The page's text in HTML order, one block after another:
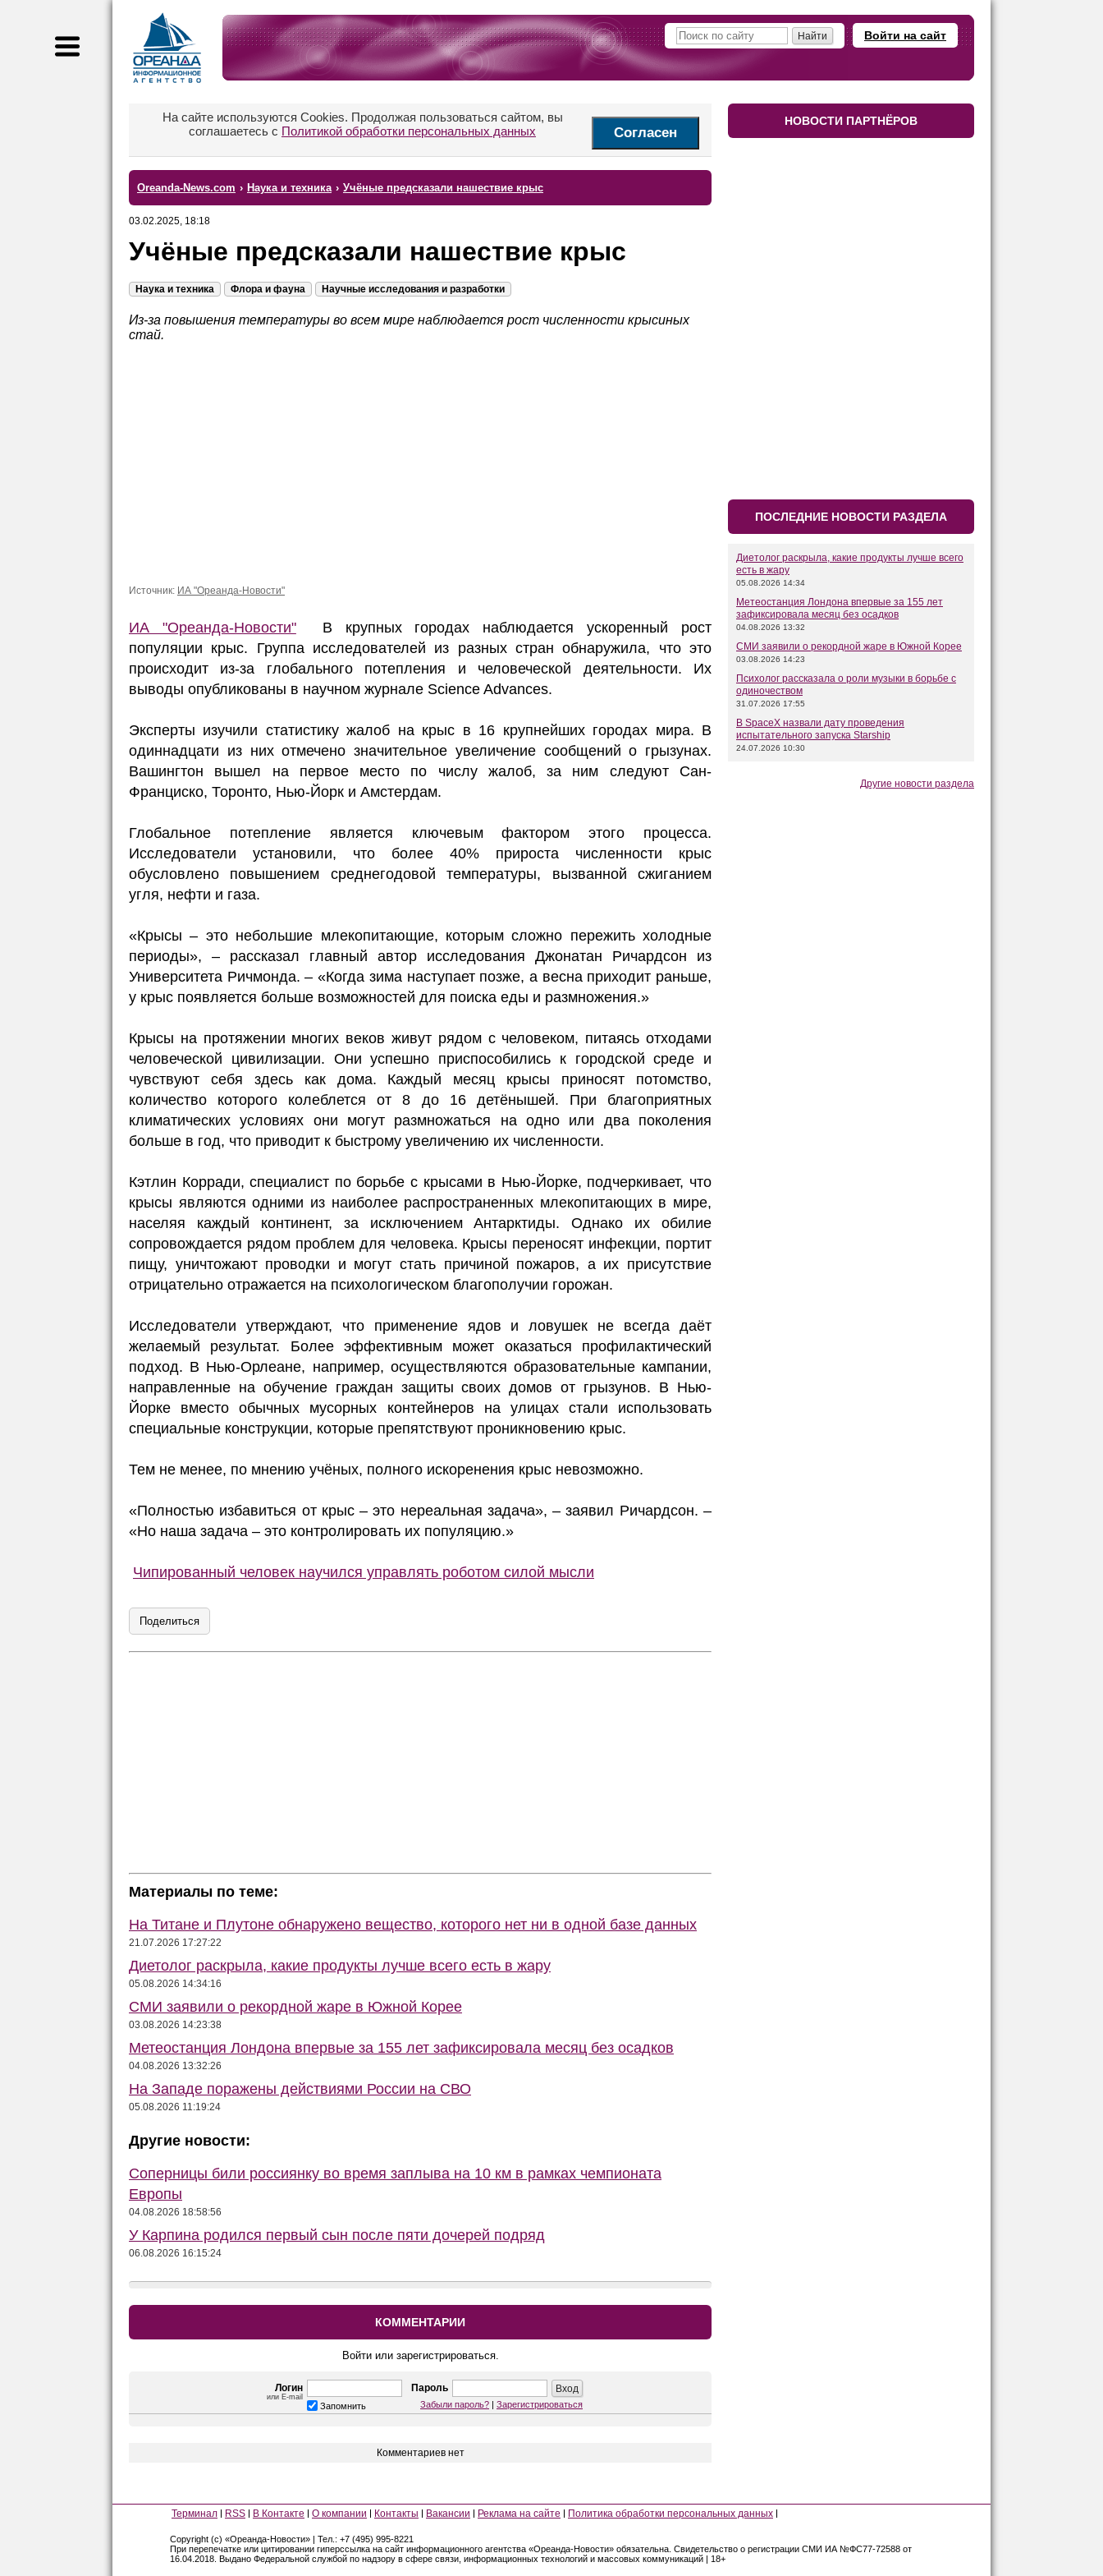
Войти на сайт
На сайте используются Cookies. Продолжая пользоваться сайтом, вы
соглашаетесь с Политикой обработки персональных данных Согласен
Oreanda-News.com › Наука и техника › Учёные предсказали нашествие крыс
03.02.2025, 18:18
Учёные предсказали нашествие крыс
Наука и техника Флора и фауна Научные исследования и разработки
Из-за повышения температуры во всем мире наблюдается рост численности крысиных
стай.
Источник: ИА "Ореанда-Новости"
ИА "Ореанда-Новости"В крупных городах наблюдается ускоренный рост
популяции крыс. Группа исследователей из разных стран обнаружила, что это
происходит из-за глобального потепления и человеческой деятельности. Их
выводы опубликованы в научном журнале Science Advances.
Эксперты изучили статистику жалоб на крыс в 16 крупнейших городах мира. В
одиннадцати из них отмечено значительное увеличение сообщений о грызунах.
Вашингтон вышел на первое место по числу жалоб, за ним следуют Сан-
Франциско, Торонто, Нью-Йорк и Амстердам.
Глобальное потепление является ключевым фактором этого процесса.
Исследователи установили, что более 40% прироста численности крыс
обусловлено повышением среднегодовой температуры, вызванной сжиганием
угля, нефти и газа.
«Крысы – это небольшие млекопитающие, которым сложно пережить холодные
периоды», – рассказал главный автор исследования Джонатан Ричардсон из
Университета Ричмонда. – «Когда зима наступает позже, а весна приходит раньше,
у крыс появляется больше возможностей для поиска еды и размножения.»
Крысы на протяжении многих веков живут рядом с человеком, питаясь отходами
человеческой цивилизации. Они успешно приспособились к городской среде и
чувствуют себя здесь как дома. Каждый месяц крысы приносят потомство,
количество которого колеблется от 8 до 16 детёнышей. При благоприятных
климатических условиях они могут размножаться на одно или два поколения
больше в год, что приводит к быстрому увеличению их численности.
Кэтлин Корради, специалист по борьбе с крысами в Нью-Йорке, подчеркивает, что
крысы являются одними из наиболее распространенных млекопитающих в мире,
населяя каждый континент, за исключением Антарктиды. Однако их обилие
сопровождается рядом проблем для человека. Крысы переносят инфекции, портит
пищу, уничтожают проводки и могут стать причиной пожаров, а их присутствие
отрицательно отражается на психологическом благополучии горожан.
Исследователи утверждают, что применение ядов и ловушек не всегда даёт
желаемый результат. Более эффективным может оказаться профилактический
подход. В Нью-Орлеане, например, осуществляются образовательные кампании,
направленные на обучение граждан защиты своих домов от грызунов. В Нью-
Йорке вместо обычных мусорных контейнеров на улицах стали использовать
специальные конструкции, которые препятствуют проникновению крыс.
Тем не менее, по мнению учёных, полного искоренения крыс невозможно.
«Полностью избавиться от крыс – это нереальная задача», – заявил Ричардсон. –
«Но наша задача – это контролировать их популяцию.»
Чипированный человек научился управлять роботом силой мысли
Поделиться
Материалы по теме:
На Титане и Плутоне обнаружено вещество, которого нет ни в одной базе данных
21.07.2026 17:27:22
Диетолог раскрыла, какие продукты лучше всего есть в жару
05.08.2026 14:34:16
СМИ заявили о рекордной жаре в Южной Корее
03.08.2026 14:23:38
Метеостанция Лондона впервые за 155 лет зафиксировала месяц без осадков
04.08.2026 13:32:26
На Западе поражены действиями России на СВО
05.08.2026 11:19:24
Другие новости:
Соперницы били россиянку во время заплыва на 10 км в рамках чемпионата
Европы
04.08.2026 18:58:56
У Карпина родился первый сын после пяти дочерей подряд
06.08.2026 16:15:24
КОММЕНТАРИИ
Войти или зарегистрироваться.
Логин
или E-mail
Пароль
Запомнить Забыли пароль? | Зарегистрироваться
Комментариев нет
НОВОСТИ ПАРТНЁРОВ
ПОСЛЕДНИЕ НОВОСТИ РАЗДЕЛА
Диетолог раскрыла, какие продукты лучше всего
есть в жару
05.08.2026 14:34
Метеостанция Лондона впервые за 155 лет
зафиксировала месяц без осадков
04.08.2026 13:32
СМИ заявили о рекордной жаре в Южной Корее
03.08.2026 14:23
Психолог рассказала о роли музыки в борьбе с
одиночеством
31.07.2026 17:55
В SpaceX назвали дату проведения
испытательного запуска Starship
24.07.2026 10:30
Другие новости раздела
Терминал RSS В Контакте О компании Контакты Вакансии Реклама на сайте Политика обработки персональных данных
Copyright (c) «Ореанда-Новости» | Тел.: +7 (495) 995-8221
При перепечатке или цитировании гиперссылка на сайт информационного агентства «Ореанда-Новости» обязательна. Свидетельство о регистрации СМИ ИА №ФС77-72588 от
16.04.2018. Выдано Федеральной службой по надзору в сфере связи, информационных технологий и массовых коммуникаций | 18+